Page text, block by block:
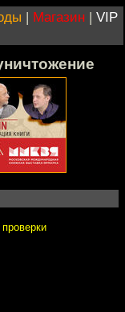
| Магазин | VIP